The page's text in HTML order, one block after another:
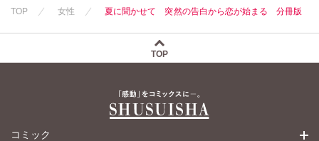
TOP 女性 夏に聞かせて 突然の告白から恋が始まる 分冊版
TOP
コミック